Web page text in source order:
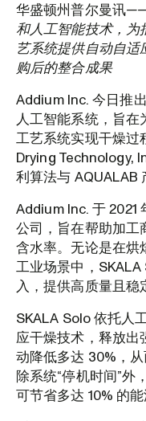
华盛顿州普尔曼讯——
和人工智能技术，为
艺系统提供自动自
购后的整合成果
Addium Inc. 今日推
人工智能系统，旨在
工艺系统实现干燥过
Drying Technology,
利算法与 AQUALAB
Addium Inc. 于 2021
公司，旨在帮助加工
含水率。无论是在烘
工业场景中，
入，提供高质量且稳
SKALA Solo 依托人
应干燥技术，释放出
动降低多达 30%，
除系统“停机时间”外
可节省多达 10% 的能